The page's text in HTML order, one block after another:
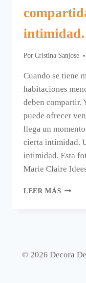
intimidad.
Por Cristina Sanjose
Cuando se tiene
habitaciones
deben compartir.
puede ofrecer
llega un
cierta intimidad.
intimidad. Esta
Marie Claire
LEER MÁS
© 2026 Decora